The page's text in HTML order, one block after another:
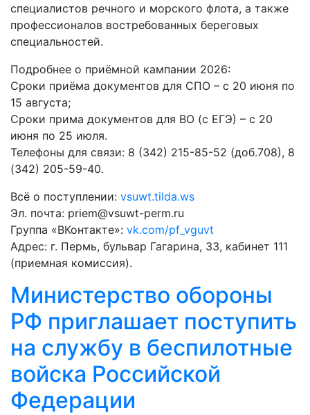
специалистов речного и морского флота, а также
профессионалов востребованных береговых
специальностей.
Подробнее о приёмной кампании 2026:
Сроки приёма документов для СПО – с 20 июня по
15 августа;
Сроки прима документов для ВО (с ЕГЭ) – с 20
июня по 25 июля.
Телефоны для связи: 8 (342) 215-85-52 (доб.708), 8
(342) 205-59-40.
Всё о поступлении: vsuwt.tilda.ws
Эл. почта: priem@vsuwt-perm.ru
Группа «ВКонтакте»: vk.com/pf_vguvt
Адрес: г. Пермь, бульвар Гагарина, 33, кабинет 111
(приемная комиссия).
Министерство обороны
РФ приглашает поступить
на службу в беспилотные
войска Российской
Федерации